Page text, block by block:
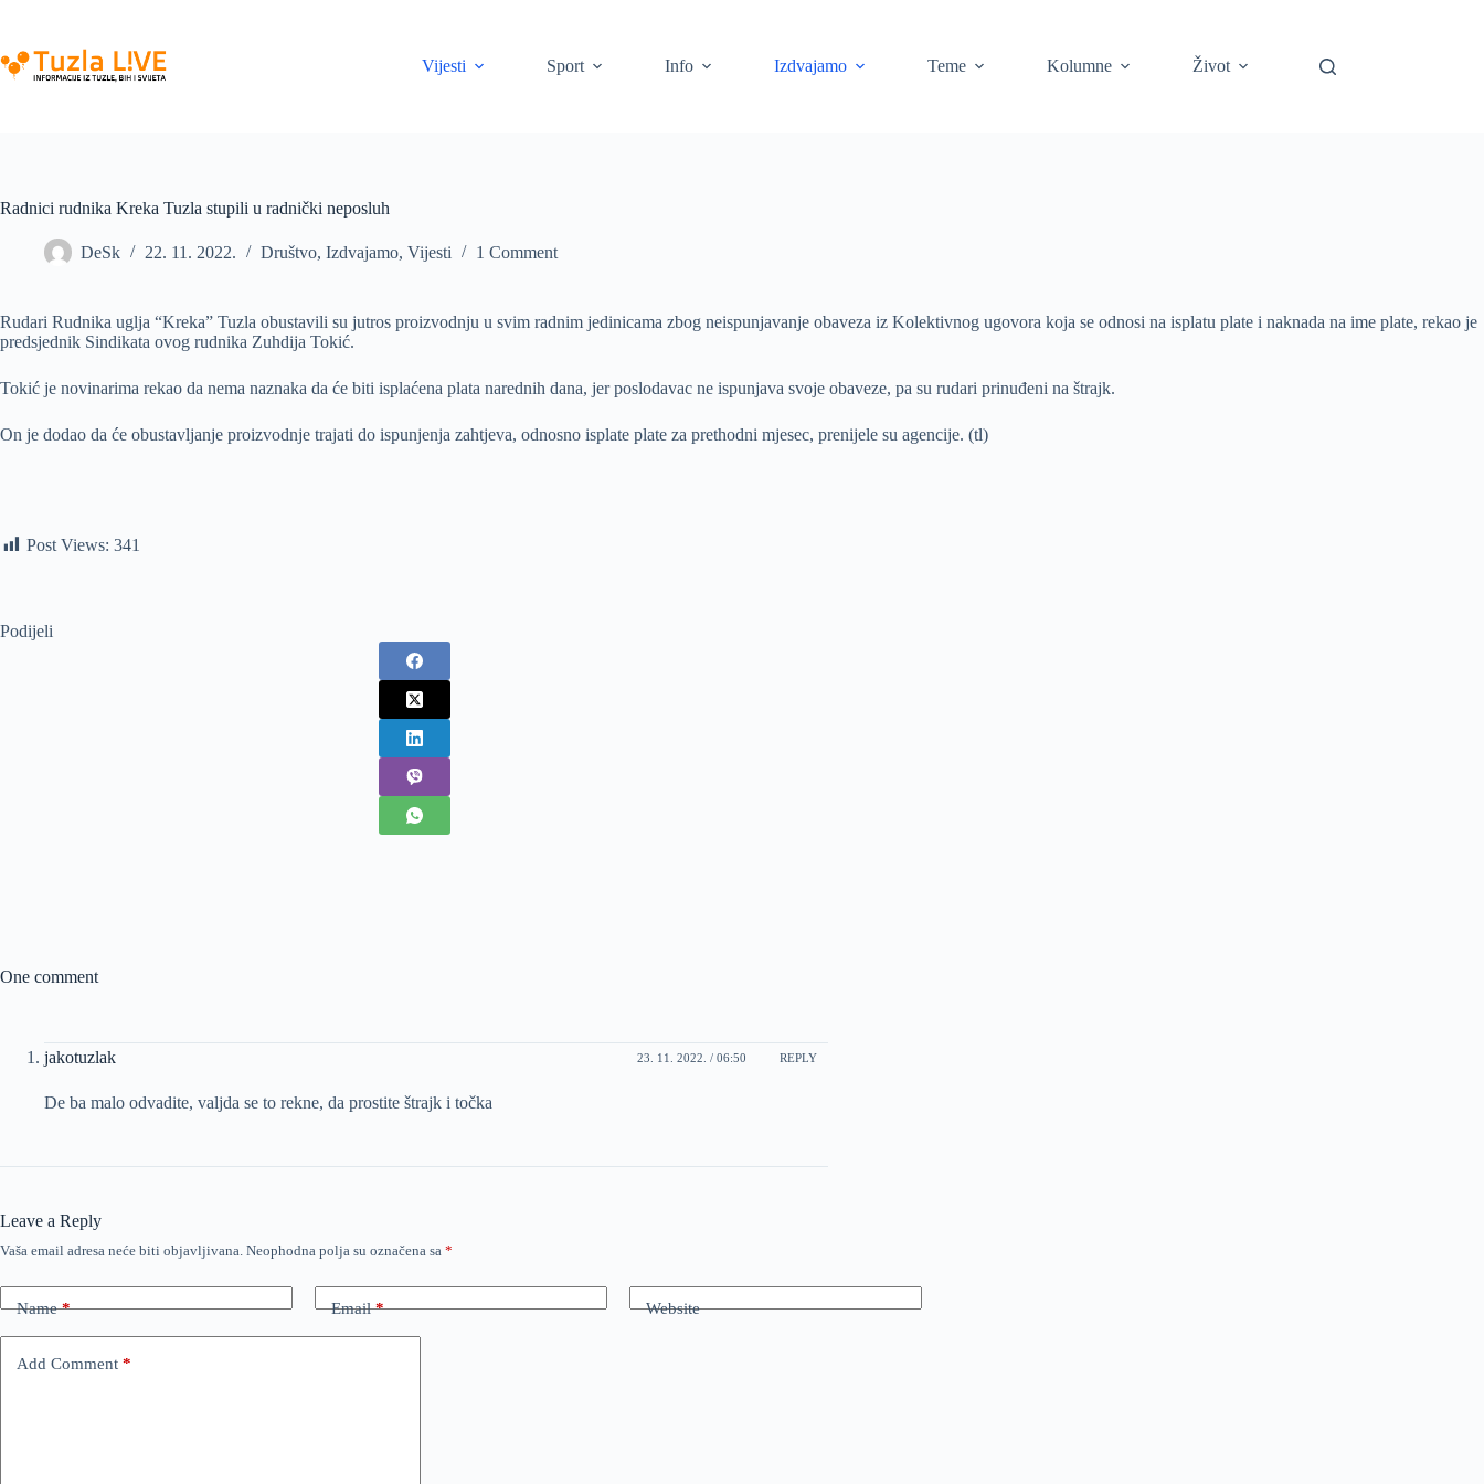
content
Vijesti
Sport Info Izdvajamo Teme Kolumne Život
Radnici rudnika Kreka Tuzla stupili u radnički neposluh
DeSk 22. 11. 2022. Društvo, Izdvajamo, Vijesti 1 Comment
Rudari Rudnika uglja “Kreka” Tuzla obustavili su jutros proizvodnju u svim radnim jedinicama zbog neispunjavanje obaveza iz Kolektivnog ugovora koja se odnosi na isplatu plate i naknada na ime plate, rekao je
predsjednik Sindikata ovog rudnika Zuhdija Tokić.
Tokić je novinarima rekao da nema naznaka da će biti isplaćena plata narednih dana, jer poslodavac ne ispunjava svoje obaveze, pa su rudari prinuđeni na štrajk.
On je dodao da će obustavljanje proizvodnje trajati do ispunjenja zahtjeva, odnosno isplate plate za prethodni mjesec, prenijele su agencije. (tl)
Post Views: 341
Podijeli
One comment
jakotuzlak 23. 11. 2022. / 06:50 REPLY
De ba malo odvadite, valjda se to rekne, da prostite štrajk i točka
Leave a Reply
Vaša email adresa neće biti objavljivana. Neophodna polja su označena sa *
Name* Email* Website
Add Comment *